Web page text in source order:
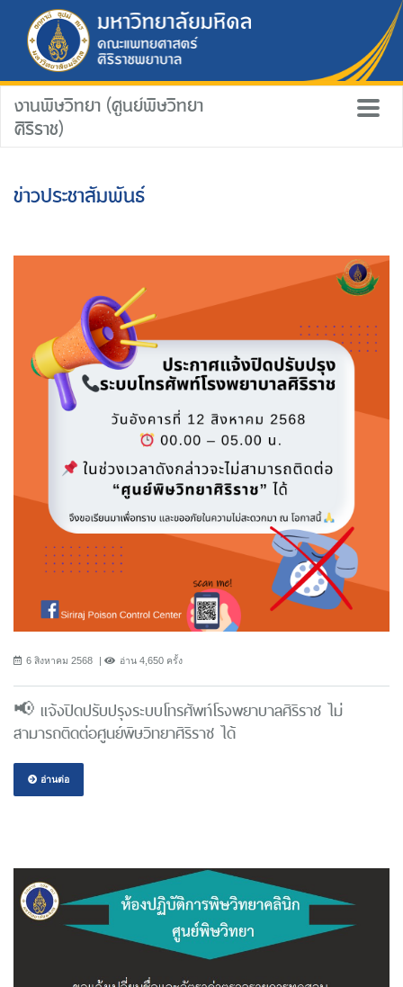
งานพิษวิทยา (ศูนย์พิษวิทยา
ศิริราช)
ข่าวประชาสัมพันธ์
6 สิงหาคม 2568 อ่าน 4,650 ครั้ง
📢 แจ้งปิดปรับปรุงระบบโทรศัพท์โรงพยาบาลศิริราช ไม่
สามารถติดต่อศูนย์พิษวิทยาศิริราช ได้
อ่านต่อ